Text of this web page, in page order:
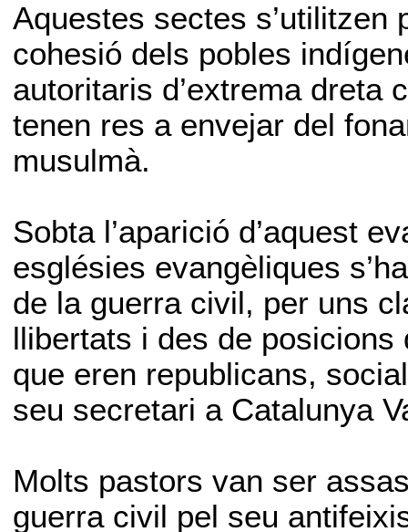
Aquestes sectes
cohesió dels pobles
autoritaris d’extrema dreta
tenen res a envejar del
musulmà.
Sobta l’aparició d’aquest
esglésies evangèliques
de la guerra civil, per uns
llibertats i des de posicions
que eren republicans,
seu secretari a Catalunya
Molts pastors van ser
guerra civil pel seu